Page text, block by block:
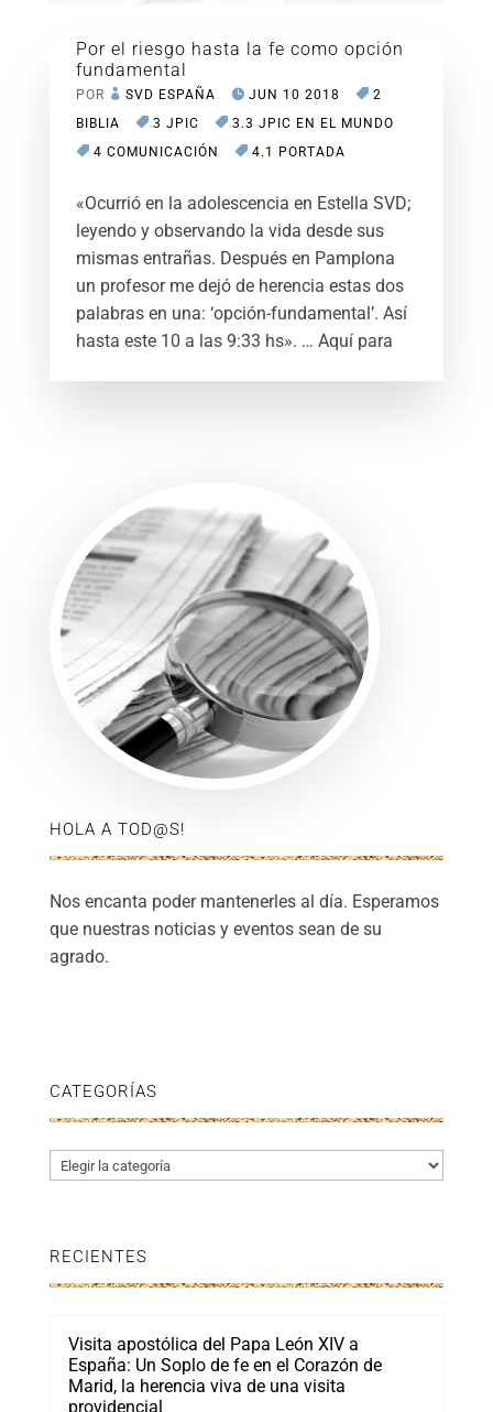
Por el riesgo hasta la fe como opción
fundamental
POR SVD ESPAÑA JUN 10 2018
2
BIBLIA
3 JPIC
3.3 JPIC EN EL MUNDO
4 COMUNICACIÓN
4.1 PORTADA
«Ocurrió en la adolescencia en Estella SVD;
leyendo y observando la vida desde sus
mismas entrañas. Después en Pamplona
un profesor me dejó de herencia estas dos
palabras en una: ‘opción-fundamental’. Así
hasta este 10 a las 9:33 hs». … Aquí para
HOLA A TOD@S!
Nos encanta poder mantenerles al día. Esperamos
que nuestras noticias y eventos sean de su
agrado.
CATEGORÍAS
Categorías
RECIENTES
Visita apostólica del Papa León XIV a
España: Un Soplo de fe en el Corazón de
Marid, la herencia viva de una visita
providencial